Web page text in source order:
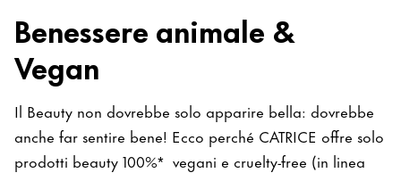
Benessere animale &
Vegan
Il Beauty non dovrebbe solo apparire bella: dovrebbe
anche far sentire bene! Ecco perché CATRICE offre solo
prodotti beauty 100%* vegani e cruelty-free (in linea